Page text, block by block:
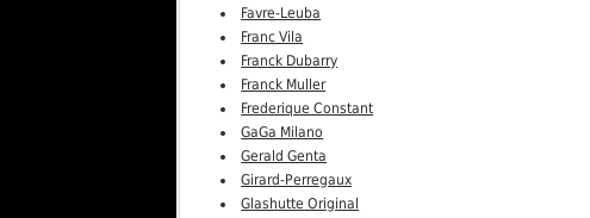
Favre-Leuba
Franc Vila
Franck Dubarry
Franck Muller
Frederique Constant
GaGa Milano
Gerald Genta
Girard-Perregaux
Glashutte Original